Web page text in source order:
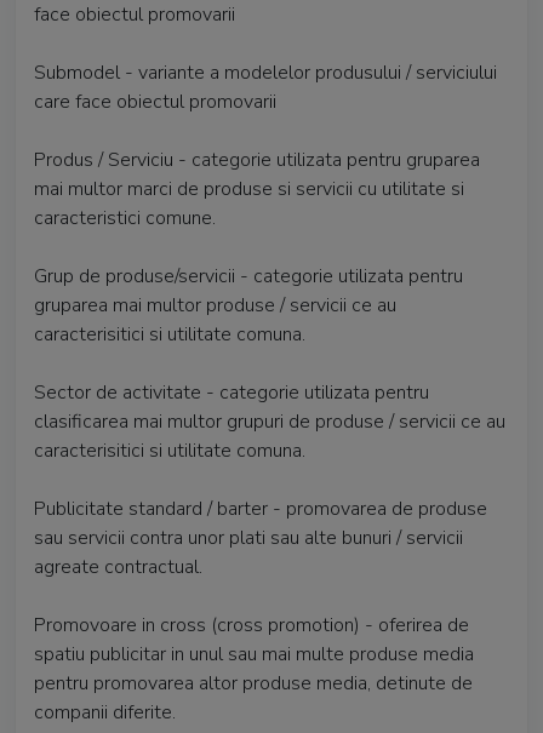
face obiectul promovarii
Submodel - variante a modelelor produsului / serviciului
care face obiectul promovarii
Produs / Serviciu - categorie utilizata pentru gruparea
mai multor marci de produse si servicii cu utilitate si
caracteristici comune.
Grup de produse/servicii - categorie utilizata pentru
gruparea mai multor produse / servicii ce au
caracterisitici si utilitate comuna.
Sector de activitate - categorie utilizata pentru
clasificarea mai multor grupuri de produse / servicii ce au
caracterisitici si utilitate comuna.
Publicitate standard / barter - promovarea de produse
sau servicii contra unor plati sau alte bunuri / servicii
agreate contractual.
Promovoare in cross (cross promotion) - oferirea de
spatiu publicitar in unul sau mai multe produse media
pentru promovarea altor produse media, detinute de
companii diferite.